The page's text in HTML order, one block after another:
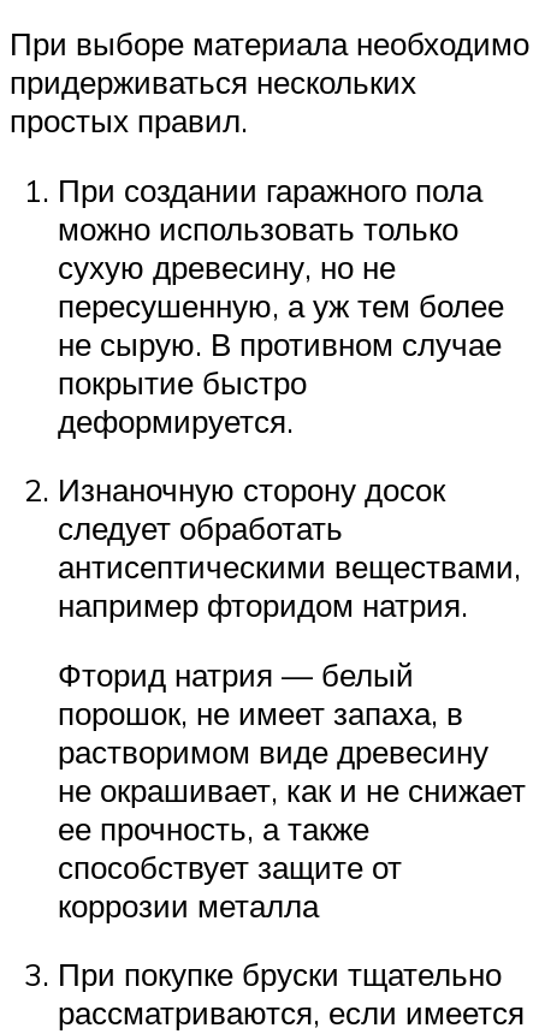
При выборе материала необходимо
придерживаться нескольких
простых правил.
При создании гаражного пола
можно использовать только
сухую древесину, но не
пересушенную, а уж тем более
не сырую. В противном случае
покрытие быстро
деформируется.
Изнаночную сторону досок
следует обработать
антисептическими веществами,
например фторидом натрия.
Фторид натрия — белый
порошок, не имеет запаха, в
растворимом виде древесину
не окрашивает, как и не снижает
ее прочность, а также
способствует защите от
коррозии металла
При покупке бруски тщательно
рассматриваются, если имеется